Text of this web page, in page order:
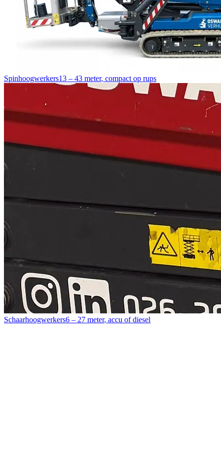
Spinhoogwerkers13 – 43 meter, compact op rups
Schaarhoogwerkers6 – 27 meter, accu of diesel